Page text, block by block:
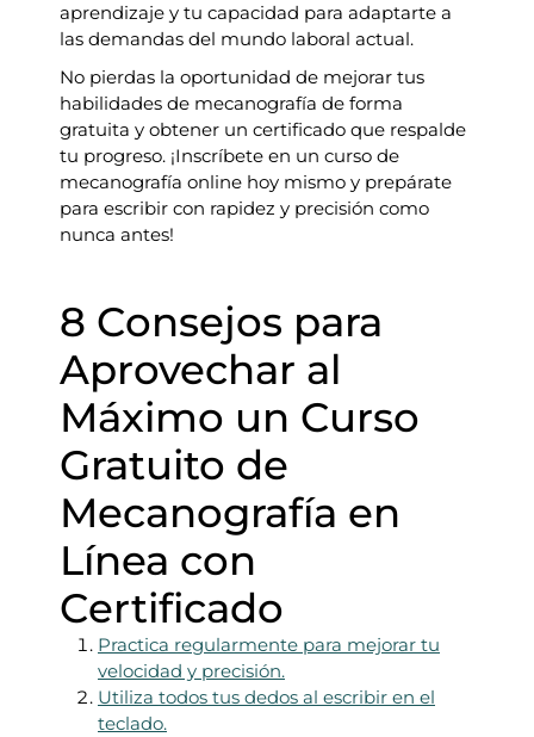
aprendizaje y tu capacidad para adaptarte a
las demandas del mundo laboral actual.
No pierdas la oportunidad de mejorar tus
habilidades de mecanografía de forma
gratuita y obtener un certificado que respalde
tu progreso. ¡Inscríbete en un curso de
mecanografía online hoy mismo y prepárate
para escribir con rapidez y precisión como
nunca antes!
8 Consejos para
Aprovechar al
Máximo un Curso
Gratuito de
Mecanografía en
Línea con
Certificado
Practica regularmente para mejorar tu
velocidad y precisión.
Utiliza todos tus dedos al escribir en el
teclado.